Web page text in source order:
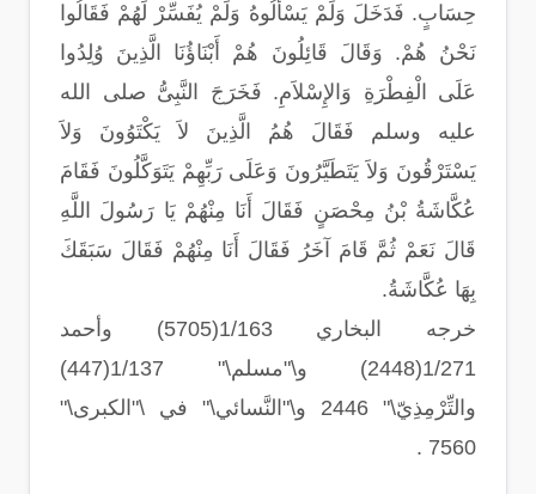
حِسَابٍ. فَدَخَلَ وَلَمْ يَسْأَلُوهُ وَلَمْ يُفَسِّرْ لَهُمْ فَقَالُوا
نَحْنُ هُمْ. وَقَالَ قَائِلُونَ هُمْ أَبْنَاؤُنَا الَّذِينَ وُلِدُوا
عَلَى الْفِطْرَةِ وَالإِسْلاَمِ. فَخَرَجَ النَّبِىُّ صلى الله
عليه وسلم فَقَالَ هُمُ الَّذِينَ لاَ يَكْتَوُونَ وَلاَ
يَسْتَرْقُونَ وَلاَ يَتَطَيَّرُونَ وَعَلَى رَبِّهِمْ يَتَوَكَّلُونَ فَقَامَ
عُكَّاشَةُ بْنُ مِحْصَنٍ فَقَالَ أَنَا مِنْهُمْ يَا رَسُولَ اللَّهِ
قَالَ نَعَمْ ثُمَّ قَامَ آخَرُ فَقَالَ أَنَا مِنْهُمْ فَقَالَ سَبَقَكَ
بِهَا عُكَّاشَةُ.
خرجه البخاري 1/163(5705) وأحمد
1/271(2448) و\"مسلم\" 1/137(447)
والتِّرْمِذِيّ\" 2446 و\"النَّسائي\" في \"الكبرى\"
7560 .